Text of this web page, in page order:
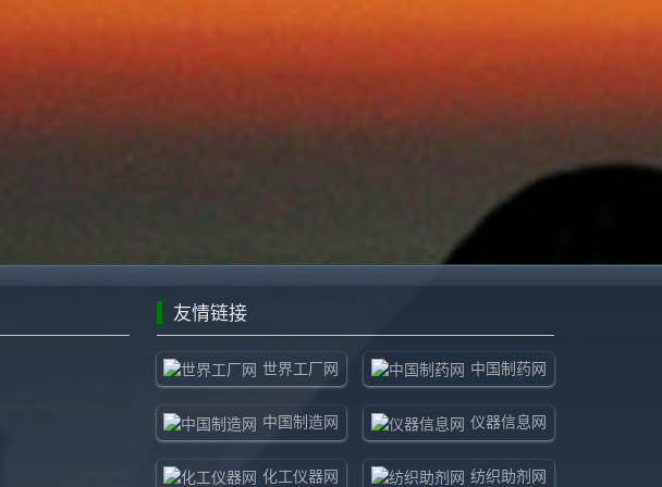
友情链接
世界工厂网 中国制药网
中国制造网 仪器信息网
化工仪器网 纺织助剂网